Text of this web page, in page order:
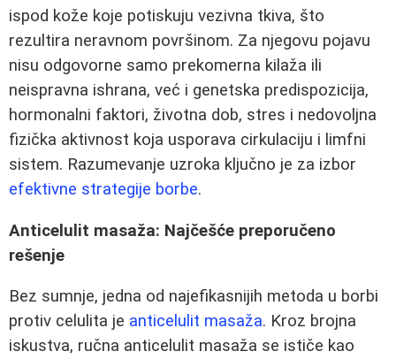
ispod kože koje potiskuju vezivna tkiva, što
rezultira neravnom površinom. Za njegovu pojavu
nisu odgovorne samo prekomerna kilaža ili
neispravna ishrana, već i genetska predispozicija,
hormonalni faktori, životna dob, stres i nedovoljna
fizička aktivnost koja usporava cirkulaciju i limfni
sistem. Razumevanje uzroka ključno je za izbor
efektivne strategije borbe.
Anticelulit masaža: Najčešće preporučeno
rešenje
Bez sumnje, jedna od najefikasnijih metoda u borbi
protiv celulita je anticelulit masaža. Kroz brojna
iskustva, ručna anticelulit masaža se ističe kao